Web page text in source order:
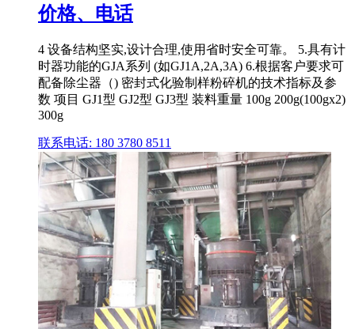
价格、电话
4 设备结构坚实,设计合理,使用省时安全可靠。 5.具有计
时器功能的GJA系列 (如GJ1A,2A,3A) 6.根据客户要求可
配备除尘器（) 密封式化验制样粉碎机的技术指标及参
数 项目 GJ1型 GJ2型 GJ3型 装料重量 100g 200g(100gx2)
300g
联系电话: 180 3780 8511